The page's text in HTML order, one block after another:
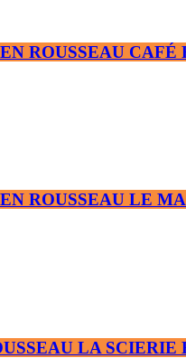
ROUSSEAU CAFÉ
ROUSSEAU LE
LA SCIERIE